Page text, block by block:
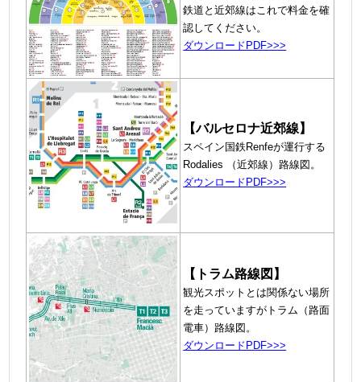
鉄道と近郊線はこれで料金を確
認してください。
ダウンロードPDF>>>
【バルセロナ近郊線】
スペイン国鉄Renfeが運行する
Rodalies
（近郊線）路線図。
ダウンロードPDF>>>
【トラム路線図】
観光スポットとは関係ない場所
を走っていますがトラム（路面
電車）路線図。
ダウンロードPDF>>>